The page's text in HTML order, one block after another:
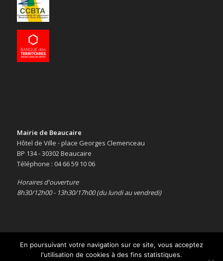
Mairie de Beaucaire
Hôtel de Ville - place Georges Clemenceau
BP 134 - 30302 Beaucaire
Téléphone : 04 66 59 10 06
Horaires d'ouverture
8h30/12h00 - 13h30/17h00 (du lundi au vendredi)
Copyright © 2016 -Le site officiel de la ville de Beaucaire-Mentions
En poursuivant votre navigation sur ce site, vous acceptez
l'utilisation de cookies à des fins statistiques.